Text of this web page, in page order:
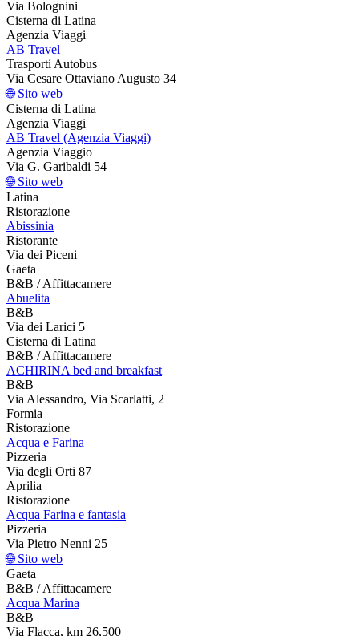
Via Bolognini
Cisterna di Latina
Agenzia Viaggi
AB Travel
Trasporti Autobus
Via Cesare Ottaviano Augusto 34
🌐 Sito web
Cisterna di Latina
Agenzia Viaggi
AB Travel (Agenzia Viaggi)
Agenzia Viaggio
Via G. Garibaldi 54
🌐 Sito web
Latina
Ristorazione
Abissinia
Ristorante
Via dei Piceni
Gaeta
B&B / Affittacamere
Abuelita
B&B
Via dei Larici 5
Cisterna di Latina
B&B / Affittacamere
ACHIRINA bed and breakfast
B&B
Via Alessandro, Via Scarlatti, 2
Formia
Ristorazione
Acqua e Farina
Pizzeria
Via degli Orti 87
Aprilia
Ristorazione
Acqua Farina e fantasia
Pizzeria
Via Pietro Nenni 25
🌐 Sito web
Gaeta
B&B / Affittacamere
Acqua Marina
B&B
Via Flacca, km 26,500